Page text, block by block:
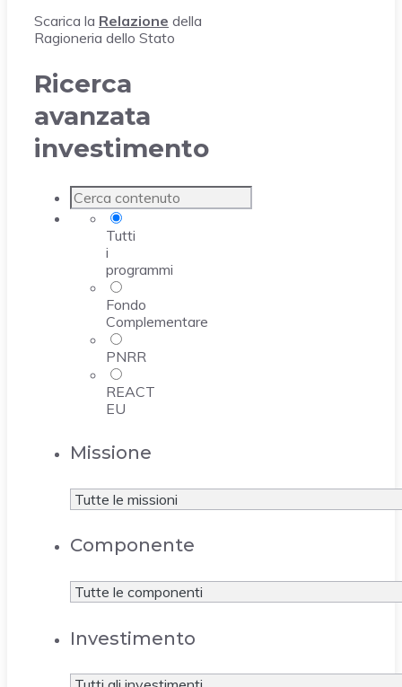
Scarica la Relazione della
Ragioneria dello Stato
Ricerca
avanzata
investimento
Tutti
i
programmi
Fondo
Complementare
PNRR
REACT
EU
Missione
Componente
Investimento